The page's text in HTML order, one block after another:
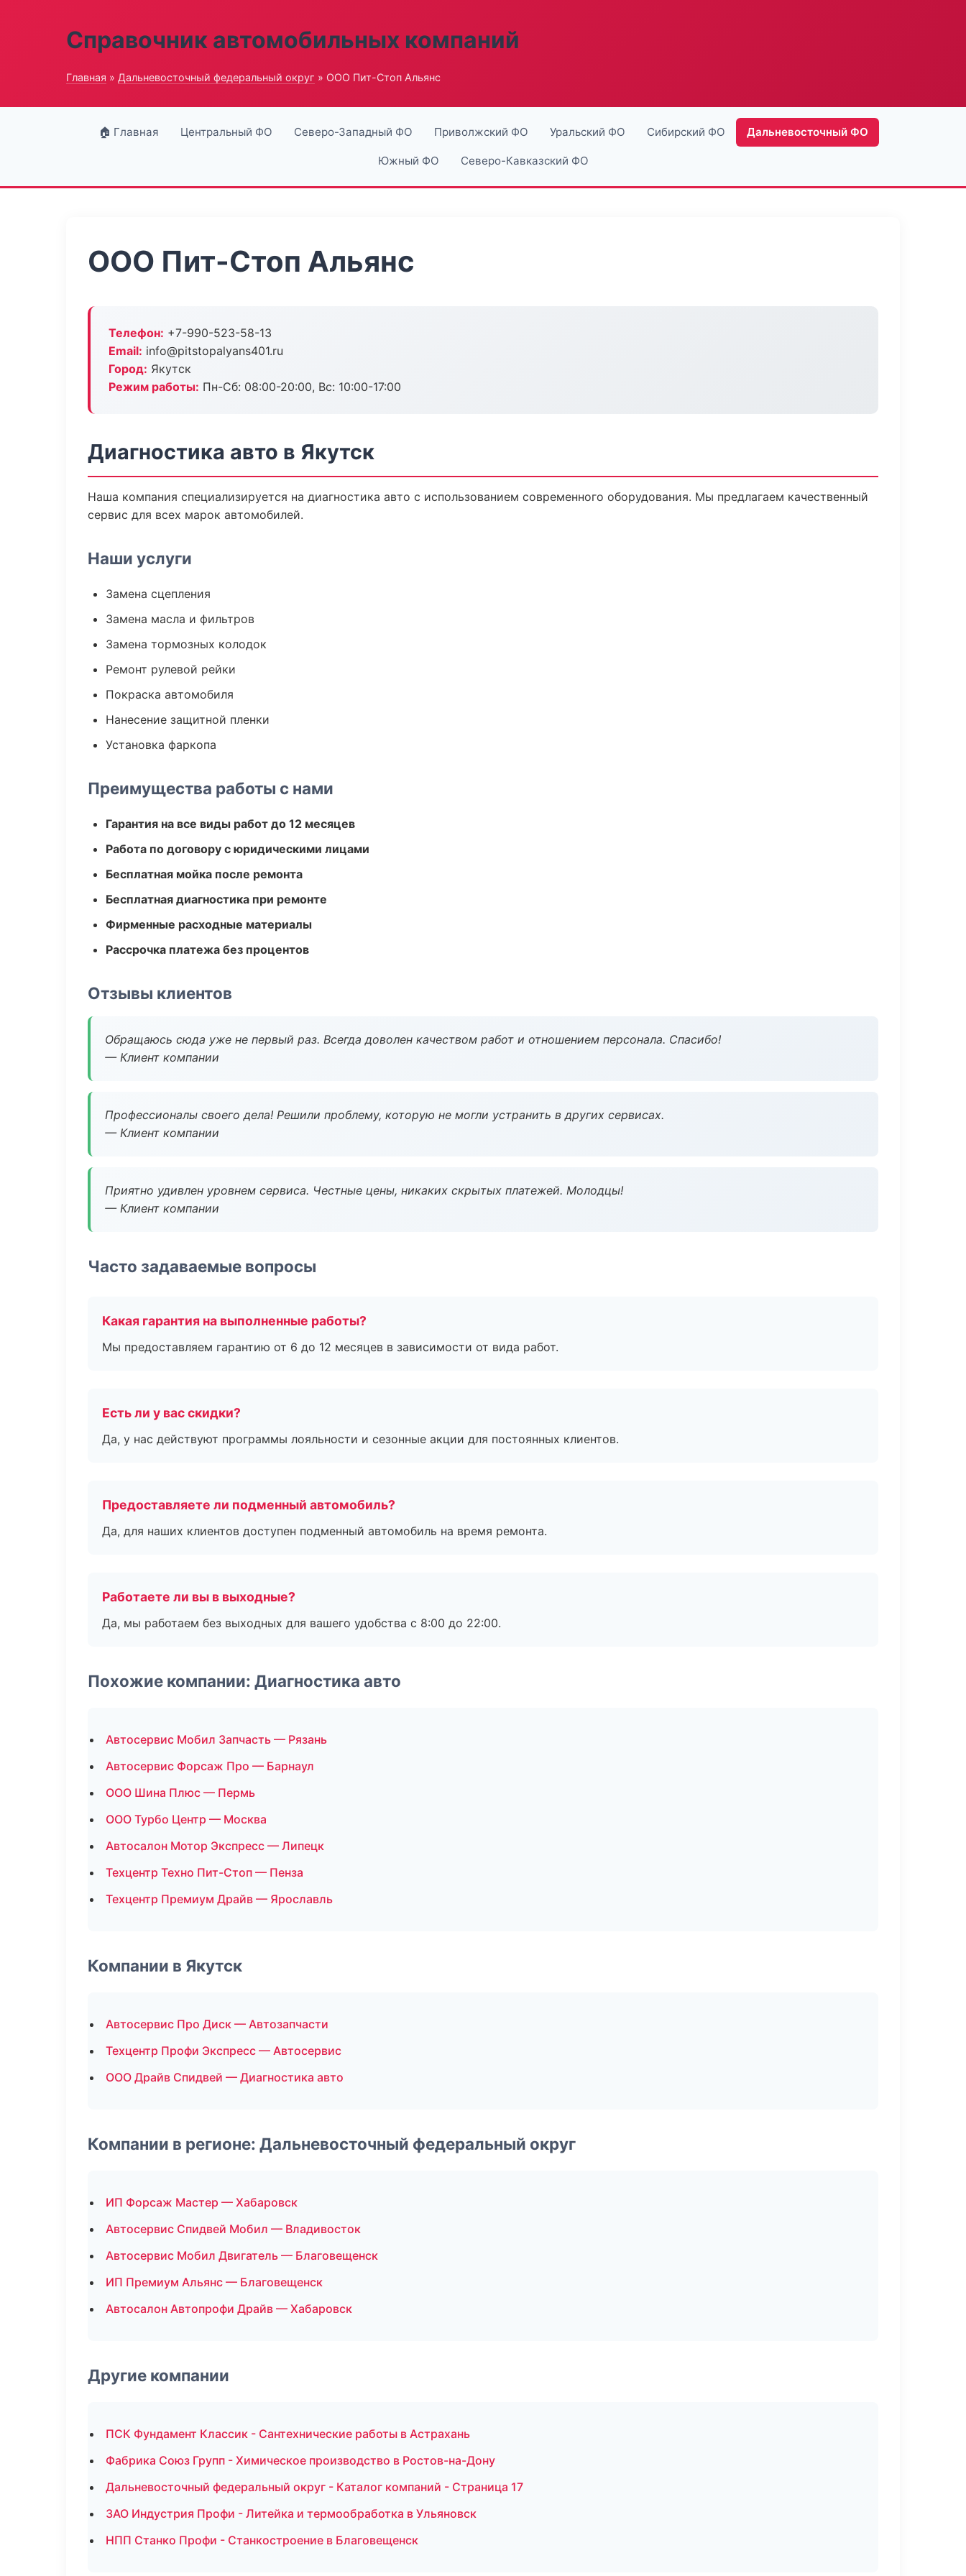
Справочник автомобильных компаний
Главная » Дальневосточный федеральный округ » ООО Пит-Стоп Альянс
🏠 Главная Центральный ФО Северо-Западный ФО Приволжский ФО Уральский ФО Сибирский ФО Дальневосточный ФО
Южный ФО Северо-Кавказский ФО
ООО Пит-Стоп Альянс
Телефон: +7-990-523-58-13
Email: info@pitstopalyans401.ru
Город: Якутск
Режим работы: Пн-Сб: 08:00-20:00, Вс: 10:00-17:00
Диагностика авто в Якутск
Наша компания специализируется на диагностика авто с использованием современного оборудования. Мы предлагаем качественный
сервис для всех марок автомобилей.
Наши услуги
Замена сцепления
Замена масла и фильтров
Замена тормозных колодок
Ремонт рулевой рейки
Покраска автомобиля
Нанесение защитной пленки
Установка фаркопа
Преимущества работы с нами
Гарантия на все виды работ до 12 месяцев
Работа по договору с юридическими лицами
Бесплатная мойка после ремонта
Бесплатная диагностика при ремонте
Фирменные расходные материалы
Рассрочка платежа без процентов
Отзывы клиентов
Обращаюсь сюда уже не первый раз. Всегда доволен качеством работ и отношением персонала. Спасибо!
— Клиент компании
Профессионалы своего дела! Решили проблему, которую не могли устранить в других сервисах.
— Клиент компании
Приятно удивлен уровнем сервиса. Честные цены, никаких скрытых платежей. Молодцы!
— Клиент компании
Часто задаваемые вопросы
Какая гарантия на выполненные работы?
Мы предоставляем гарантию от 6 до 12 месяцев в зависимости от вида работ.
Есть ли у вас скидки?
Да, у нас действуют программы лояльности и сезонные акции для постоянных клиентов.
Предоставляете ли подменный автомобиль?
Да, для наших клиентов доступен подменный автомобиль на время ремонта.
Работаете ли вы в выходные?
Да, мы работаем без выходных для вашего удобства с 8:00 до 22:00.
Похожие компании: Диагностика авто
Автосервис Мобил Запчасть — Рязань
Автосервис Форсаж Про — Барнаул
ООО Шина Плюс — Пермь
ООО Турбо Центр — Москва
Автосалон Мотор Экспресс — Липецк
Техцентр Техно Пит-Стоп — Пенза
Техцентр Премиум Драйв — Ярославль
Компании в Якутск
Автосервис Про Диск — Автозапчасти
Техцентр Профи Экспресс — Автосервис
ООО Драйв Спидвей — Диагностика авто
Компании в регионе: Дальневосточный федеральный округ
ИП Форсаж Мастер — Хабаровск
Автосервис Спидвей Мобил — Владивосток
Автосервис Мобил Двигатель — Благовещенск
ИП Премиум Альянс — Благовещенск
Автосалон Автопрофи Драйв — Хабаровск
Другие компании
ПСК Фундамент Классик - Сантехнические работы в Астрахань
Фабрика Союз Групп - Химическое производство в Ростов-на-Дону
Дальневосточный федеральный округ - Каталог компаний - Страница 17
ЗАО Индустрия Профи - Литейка и термообработка в Ульяновск
НПП Станко Профи - Станкостроение в Благовещенск